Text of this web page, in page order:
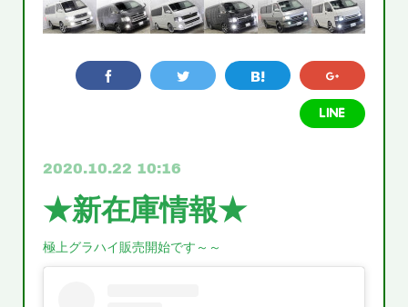
2020.10.22 10:16
★新在庫情報★
極上グラハイ販売開始です～～